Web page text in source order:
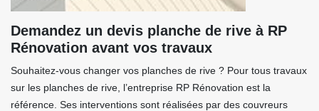
Demandez un devis planche de rive à RP
Rénovation avant vos travaux
Souhaitez-vous changer vos planches de rive ? Pour tous travaux
sur les planches de rive, l’entreprise RP Rénovation est la
référence. Ses interventions sont réalisées par des couvreurs